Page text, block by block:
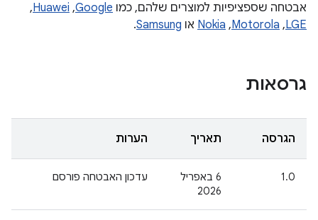
אבטחה שספציפיות למוצרים שלהם, כמו Google
,‏
Huawei
,‏
LGE
,‏
Motorola
,‏
Nokia או Samsung
.
גרסאות
הגרסה תאריך הערות
1.0
6 באפריל
2026
עדכון האבטחה פורסם